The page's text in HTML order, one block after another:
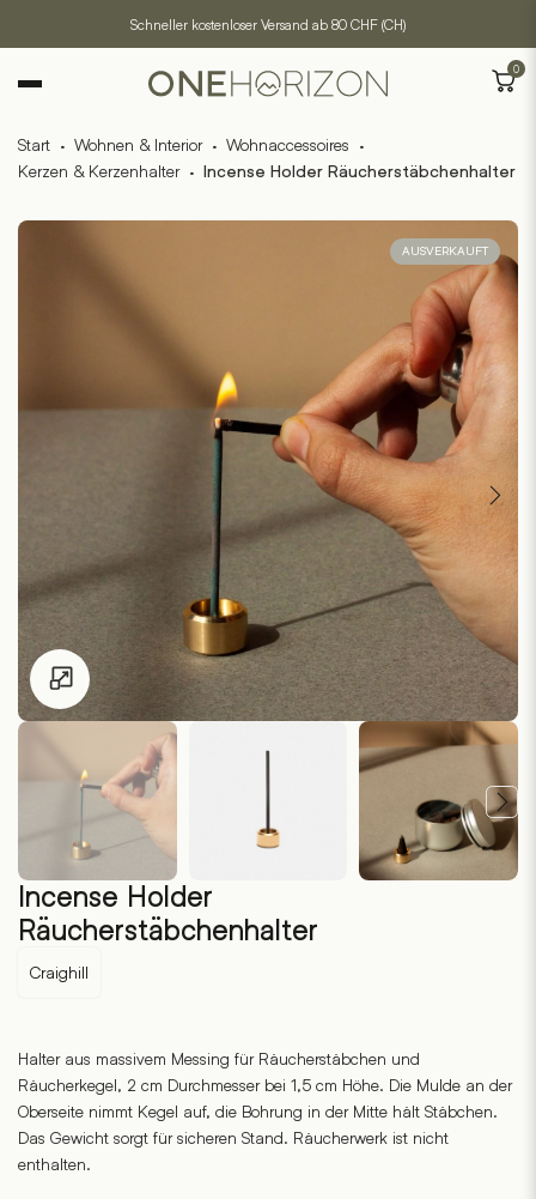
Schneller kostenloser Versand ab 80 CHF (CH)
0
Start · Wohnen & Interior · Wohnaccessoires ·
Kerzen & Kerzenhalter · Incense Holder Räucherstäbchenhalter
AUSVERKAUFT
Zum Vergrössern klicken
Incense Holder
Räucherstäbchenhalter
Craighill
Halter aus massivem Messing für Räucherstäbchen und
Räucherkegel, 2 cm Durchmesser bei 1,5 cm Höhe. Die Mulde an der
Oberseite nimmt Kegel auf, die Bohrung in der Mitte hält Stäbchen.
Das Gewicht sorgt für sicheren Stand. Räucherwerk ist nicht
enthalten.